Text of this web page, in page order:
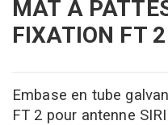
MAT À
FIXATION FT
Embase en tube
FT 2 pour antenne